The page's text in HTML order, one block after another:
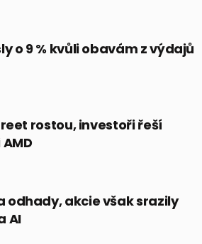
o 9 % kvůli obavám z výdajů
rostou, investoři řeší
odhady, akcie však srazily
AI